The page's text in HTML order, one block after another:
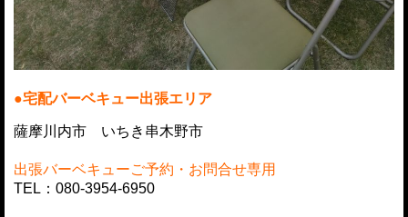
●宅配バーベキュー出張エリア
薩摩川内市 いちき串木野市
出張バーベキューご予約・お問合せ専用
TEL：080-3954-6950